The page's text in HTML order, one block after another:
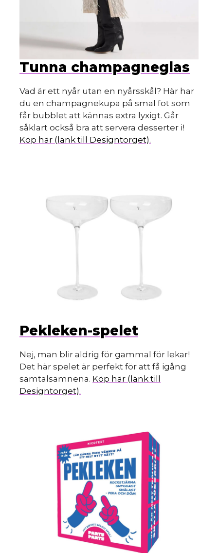
Tunna champagneglas
Vad är ett nyår utan en nyårsskål? Här har
du en champagnekupa på smal fot som
får bubblet att kännas extra lyxigt. Går
såklart också bra att servera desserter i!
Köp här (länk till Designtorget).
Pekleken-spelet
Nej, man blir aldrig för gammal för lekar!
Det här spelet är perfekt för att få igång
samtalsämnena. Köp här (länk till
Designtorget).